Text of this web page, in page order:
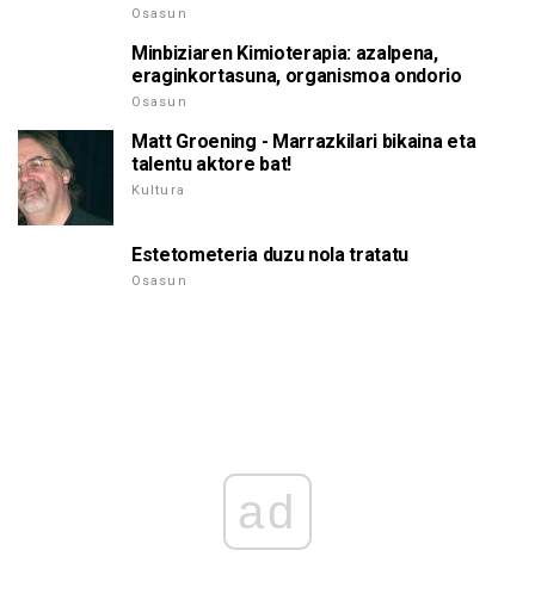
Osasun
Minbiziaren Kimioterapia: azalpena,
eraginkortasuna, organismoa ondorio
Osasun
Matt Groening - Marrazkilari bikaina eta
talentu aktore bat!
Kultura
Estetometeria duzu nola tratatu
Osasun
ad